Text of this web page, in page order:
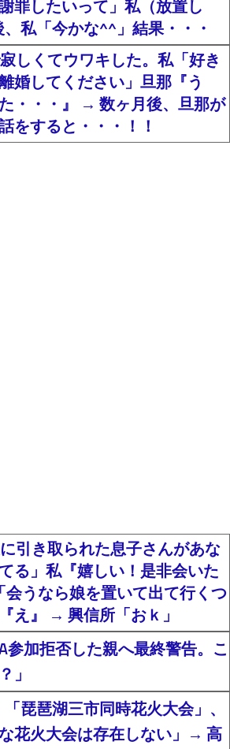
罪したいって」私（放置し
私「今かな^^」結果・・・
しくてウワキした。私「好き
婚してください」旦那『う
・・・』 → 数ヶ月後、旦那が
をすると・・・！！
引き取られた息子さんがあな
る」私『嬉しい！是非会いた
うなら娘を置いて出て行くつ
え』 → 興信所「おｋ」
参加拒否した親へ最終警告。こ
」
「琵琶湖三市同時花火大会」、
花火大会は存在しない」→ 高